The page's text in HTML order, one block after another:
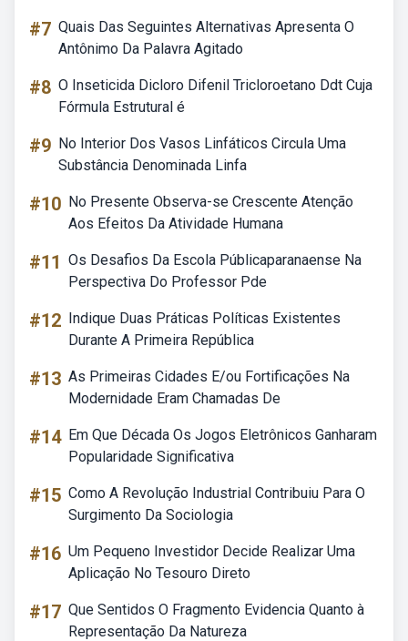
#7 Quais Das Seguintes Alternativas Apresenta O
Antônimo Da Palavra Agitado
#8 O Inseticida Dicloro Difenil Tricloroetano Ddt Cuja
Fórmula Estrutural é
#9 No Interior Dos Vasos Linfáticos Circula Uma
Substância Denominada Linfa
#10 No Presente Observa-se Crescente Atenção
Aos Efeitos Da Atividade Humana
#11 Os Desafios Da Escola Públicaparanaense Na
Perspectiva Do Professor Pde
#12 Indique Duas Práticas Políticas Existentes
Durante A Primeira República
#13 As Primeiras Cidades E/ou Fortificações Na
Modernidade Eram Chamadas De
#14 Em Que Década Os Jogos Eletrônicos Ganharam
Popularidade Significativa
#15 Como A Revolução Industrial Contribuiu Para O
Surgimento Da Sociologia
#16 Um Pequeno Investidor Decide Realizar Uma
Aplicação No Tesouro Direto
#17 Que Sentidos O Fragmento Evidencia Quanto à
Representação Da Natureza